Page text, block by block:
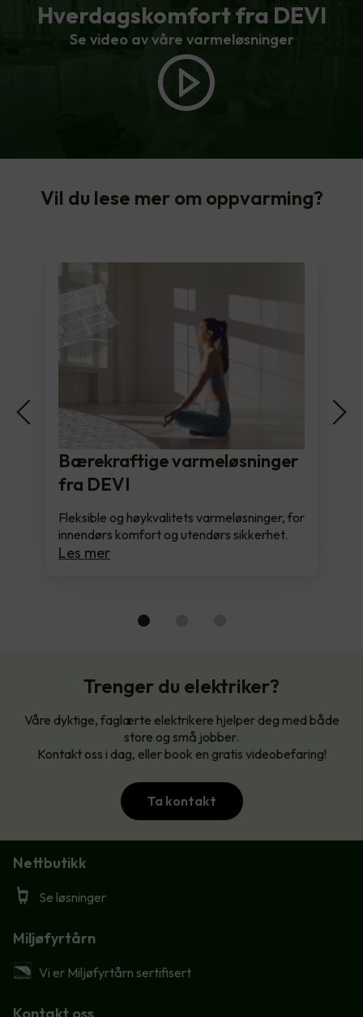
Hverdagskomfort fra DEVI
Se video av våre varmeløsninger
Vil du lese mer om oppvarming?
Bærekraftige varmeløsninger
fra DEVI
Fleksible og høykvalitets varmeløsninger, for
innendørs komfort og utendørs sikkerhet.
Les mer
Trenger du elektriker?
Våre dyktige, faglærte elektrikere hjelper deg med både
store og små jobber.
Kontakt oss i dag, eller book en gratis videobefaring!
Ta kontakt
Nettbutikk
Se løsninger
Miljøfyrtårn
Vi er Miljøfyrtårn sertifisert